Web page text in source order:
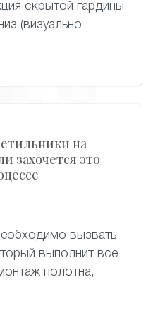
скрытой гардины
(визуально
когда из-под
на
захочется это
вызвать
выполнит все
полотна,
светильники,